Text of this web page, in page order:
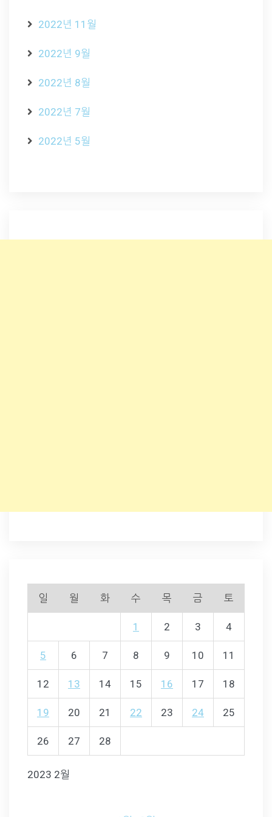
2022년 11월
2022년 9월
2022년 8월
2022년 7월
2022년 5월
2023 2월
일 월 화 수 목 금 토
1 2 3 4
5 6 7 8 9 10 11
12 13 14 15 16 17 18
19 20 21 22 23 24 25
26 27 28